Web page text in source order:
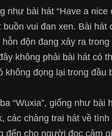
như bài hát “Have a
vui đan xen. Bài
độn đang xảy ra
không phải bài hát có
đọng lại trong đầu
“Wuxia”, giống như bài
các chàng trai hát về
đến cho người đọc cảm